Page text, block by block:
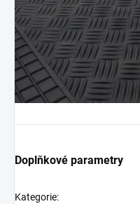
Doplňkové parametry
Kategorie: